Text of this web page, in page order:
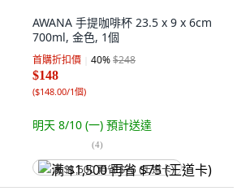
AWANA 手提咖啡杯 23.5 x 9 x 6cm
700ml, 金色, 1個
首購折扣價 40%$248
$148
($148.00/1個)
明天 8/10 (一) 預計送達
(4)
满 $1,500 再省 $75 (王道卡)